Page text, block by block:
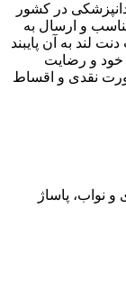
در کشور
و ارسال به
لند به آن پایبند
خود و رضایت
نقدی و اقساط
و نواب، پاساژ